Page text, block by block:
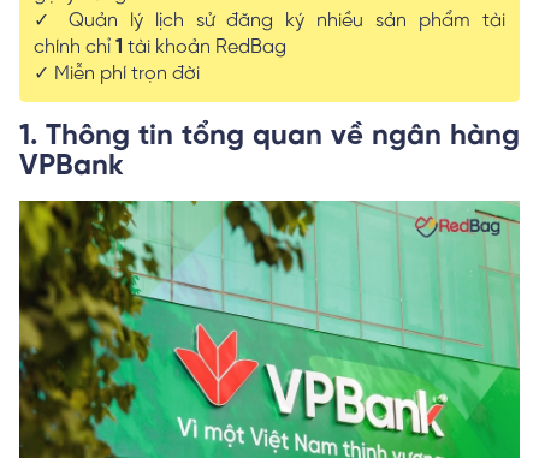
✓ Quản lý lịch sử đăng ký nhiều sản phẩm tài
chính chỉ 1 tài khoản RedBag
✓ Miễn phí trọn đời
1. Thông tin tổng quan về ngân hàng
VPBank